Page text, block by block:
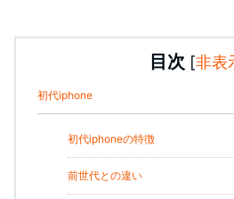
目次 [非表
初代iphone
初代iphoneの特徴
前世代との違い